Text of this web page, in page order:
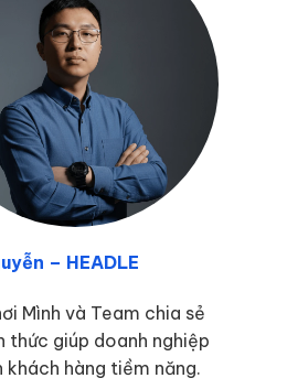
– HEADLE
Mình và Team chia sẻ
thức giúp doanh nghiệp
khách hàng tiềm năng.